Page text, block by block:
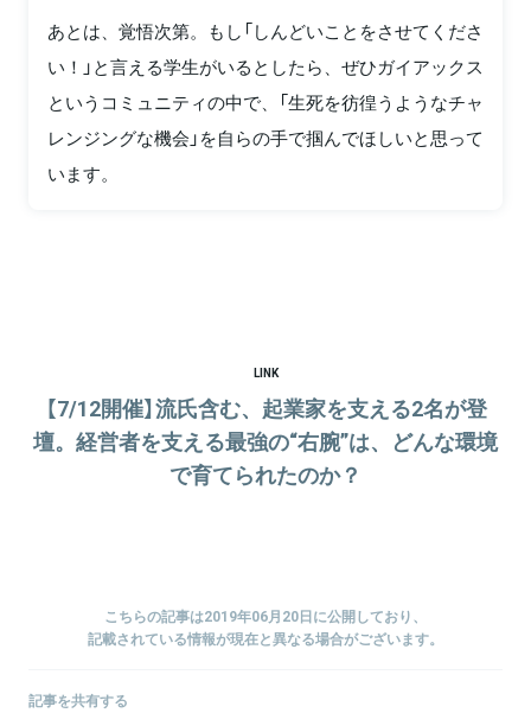
あとは、覚悟次第。もし「しんどいことをさせてくださ
い！」と言える学生がいるとしたら、ぜひガイアックス
というコミュニティの中で、「生死を彷徨うようなチャ
レンジングな機会」を自らの手で掴んでほしいと思って
います。
LINK
【7/12開催】流氏含む、起業家を支える2名が登
壇。経営者を支える最強の“右腕”は、どんな環境
で育てられたのか？
こちらの記事は2019年06月20日に公開しており、
記載されている情報が現在と異なる場合がございます。
記事を共有する